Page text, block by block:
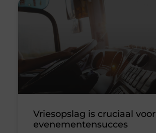
Vriesopslag is cruciaal voor
evenementensucces